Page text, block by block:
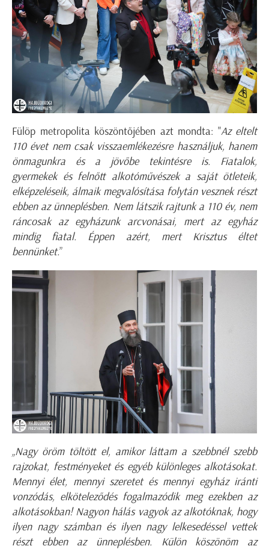
Fülöp metropolita köszöntőjében azt mondta: "Az eltelt
110 évet nem csak visszaemlékezésre használjuk, hanem
önmagunkra és a jövőbe tekintésre is. Fiatalok,
gyermekek és felnőtt alkotóművészek a saját ötleteik,
elképzeléseik, álmaik megvalósítása folytán vesznek részt
ebben az ünneplésben. Nem látszik rajtunk a 110 év, nem
ráncosak az egyházunk arcvonásai, mert az egyház
mindig fiatal. Éppen azért, mert Krisztus éltet
bennünket.”
„Nagy öröm töltött el, amikor láttam a szebbnél szebb
rajzokat, festményeket és egyéb különleges alkotásokat.
Mennyi élet, mennyi szeretet és mennyi egyház iránti
vonzódás, elköteleződés fogalmazódik meg ezekben az
alkotásokban! Nagyon hálás vagyok az alkotóknak, hogy
ilyen nagy számban és ilyen nagy lelkesedéssel vettek
részt ebben az ünneplésben. Külön köszönöm az